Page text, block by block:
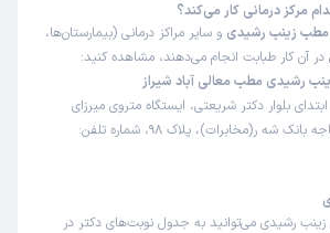
مرکز درمانی کار می‌کند؟
زینب رشیدی و سایر مراکز درمانی (بیمارستان‌ها،
آن کار طبابت انجام می‌دهند، مشاهده کنید:
رشیدی مطب معالی آباد شیراز
بلوار دکتر شریعتی، ایستگاه متروی میرزای
شیرازی، کوچه جنب باجه بانک شه ر(مخابرات)، پلاک 98، شماره تلفن:
زینب رشیدی می‌توانید به جدول نوبت‌های دکتر در